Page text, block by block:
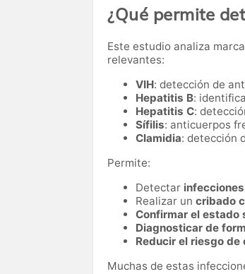
¿Qué permite
Este estudio analiza
relevantes:
VIH: detección de
Hepatitis B:
Hepatitis C:
Sífilis: anticuerpos
Clamidia: detección
Permite:
Detectar
Realizar un cribado
Confirmar el estado
Diagnosticar de
Reducir el riesgo
Muchas de estas